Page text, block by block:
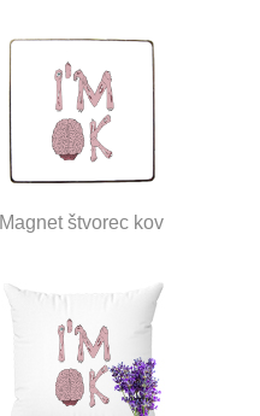
Magnet štvorec kov